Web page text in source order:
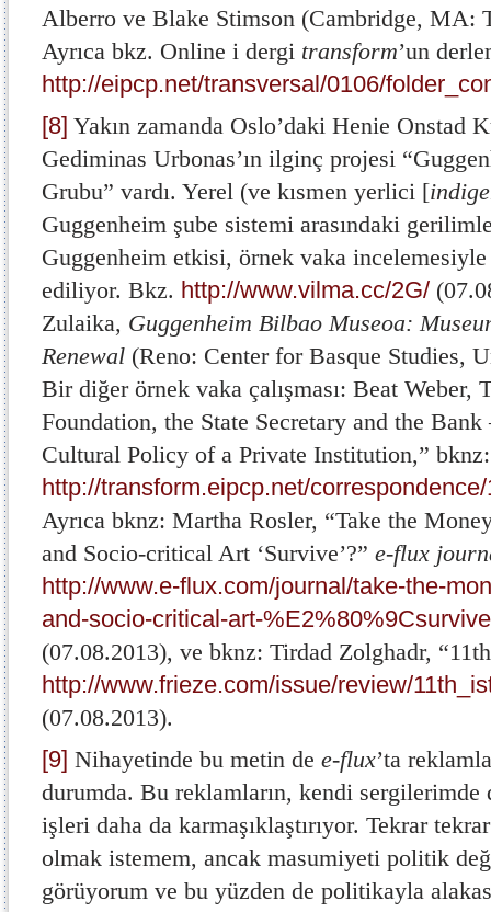
Alberro ve Blake Stimson (Cambridge, MA:
Ayrıca bkz. Online i dergi transform’un
http://eipcp.net/transversal/0106/
[8] Yakın zamanda Oslo’daki Henie Onstad
Gediminas Urbonas’ın ilginç projesi
Grubu” vardı. Yerel (ve kısmen yerlici [
Guggenheim şube sistemi arasındaki
Guggenheim etkisi, örnek vaka
ediliyor. Bkz. http://www.vilma.cc/2G/
Zulaika, Guggenheim Bilbao Museoa:
Renewal (Reno: Center for Basque Studies,
Bir diğer örnek vaka çalışması: Beat Weber,
Foundation, the State Secretary and the
Cultural Policy of a Private Institution,” bknz:
http://transform.eipcp.net/
Ayrıca bknz: Martha Rosler, “Take the
and Socio-critical Art ‘Survive’?” e-flux
http://www.e-flux.com/journal/take-the-
and-socio-critical-art-
(07.08.2013), ve bknz: Tirdad Zolghadr,
http://www.frieze.com/issue/review/
(07.08.2013).
[9] Nihayetinde bu metin de e-flux’ta
durumda. Bu reklamların, kendi sergilerimde
işleri daha da karmaşıklaştırıyor. Tekrar
olmak istemem, ancak masumiyeti politik
görüyorum ve bu yüzden de politikayla